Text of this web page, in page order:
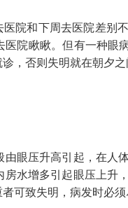
和下周去医院差别
院瞅瞅。但有一种眼
，否则失明就在朝夕
压升高引起，在人
水增多引起眼压上升
可致失明，病发时必